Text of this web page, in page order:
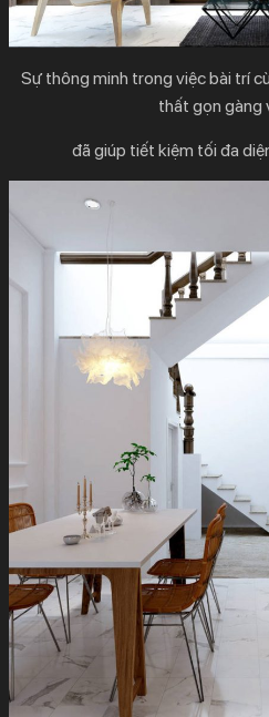
Sự thông minh trong việc bài trí
thất gọn gàng
đã giúp tiết kiệm tối đa